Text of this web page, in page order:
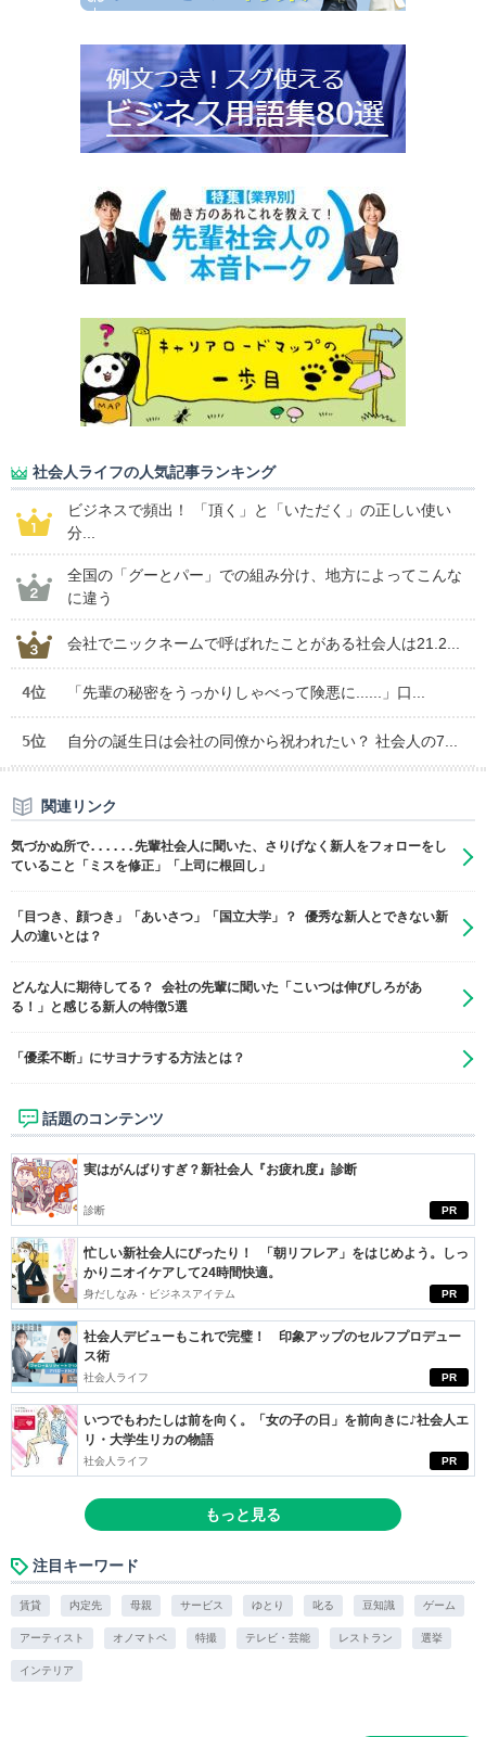
社会人ライフの人気記事ランキング
ビジネスで頻出！ 「頂く」と「いただく」の正しい使い
分...
全国の「グーとパー」での組み分け、地方によってこんな
に違う
会社でニックネームで呼ばれたことがある社会人は21.2...
4位 「先輩の秘密をうっかりしゃべって険悪に......」口...
5位 自分の誕生日は会社の同僚から祝われたい？ 社会人の7...
関連リンク
気づかぬ所で......先輩社会人に聞いた、さりげなく新人をフォローをし
ていること「ミスを修正」「上司に根回し」
「目つき、顔つき」「あいさつ」「国立大学」？ 優秀な新人とできない新
人の違いとは？
どんな人に期待してる？ 会社の先輩に聞いた「こいつは伸びしろがあ
る！」と感じる新人の特徴5選
「優柔不断」にサヨナラする方法とは？
話題のコンテンツ
PR
実はがんばりすぎ？新社会人『お疲れ度』診断
診断
PR
忙しい新社会人にぴったり！ 「朝リフレア」をはじめよう。しっ
かりニオイケアして24時間快適。
身だしなみ・ビジネスアイテム
PR
社会人デビューもこれで完璧！ 印象アップのセルフプロデュー
ス術
社会人ライフ
PR
いつでもわたしは前を向く。「女の子の日」を前向きに♪社会人エ
リ・大学生リカの物語
社会人ライフ
もっと見る
注目キーワード
賃貸 内定先 母親 サービス ゆとり 叱る 豆知識 ゲーム
アーティスト オノマトペ 特撮 テレビ・芸能 レストラン 選挙
インテリア